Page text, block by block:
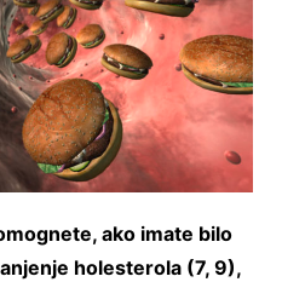
ako imate bilo
holesterola (7, 9),